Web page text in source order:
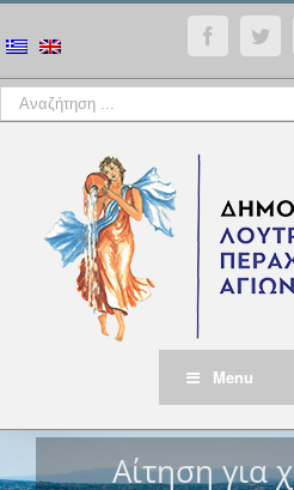
Facebook
Menu
Αίτηση για